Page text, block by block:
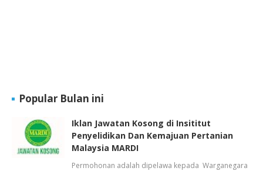
Popular Bulan ini
Iklan Jawatan Kosong di Insititut
Penyelidikan Dan Kemajuan Pertanian
Malaysia MARDI
Permohonan adalah dipelawa kepada Warganegara